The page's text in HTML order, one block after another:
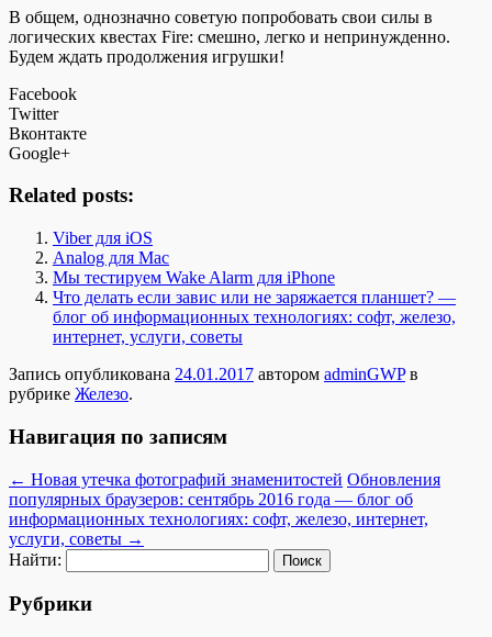
В общем, однозначно советую попробовать свои силы в
логических квестах Fire: смешно, легко и непринужденно.
Будем ждать продолжения игрушки!
Facebook
Twitter
Вконтакте
Google+
Related posts:
Viber для iOS
Analog для Mac
Мы тестируем Wake Alarm для iPhone
Что делать если завис или не заряжается планшет? —
блог об информационных технологиях: софт, железо,
интернет, услуги, советы
Запись опубликована 24.01.2017 автором adminGWPв
рубрике Железо.
Навигация по записям
← Новая утечка фотографий знаменитостей Обновления
популярных браузеров: сентябрь 2016 года — блог об
информационных технологиях: софт, железо, интернет,
услуги, советы →
Найти:
Рубрики